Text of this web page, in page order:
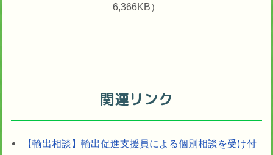
6,366KB）
関連リンク
【輸出相談】輸出促進支援員による個別相談を受け付